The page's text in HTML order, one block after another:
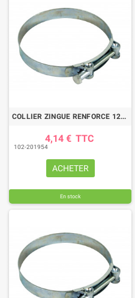
COLLIER ZINGUE RENFORCE 122/130
4,14 € TTC
102-201954
ACHETER
En stock